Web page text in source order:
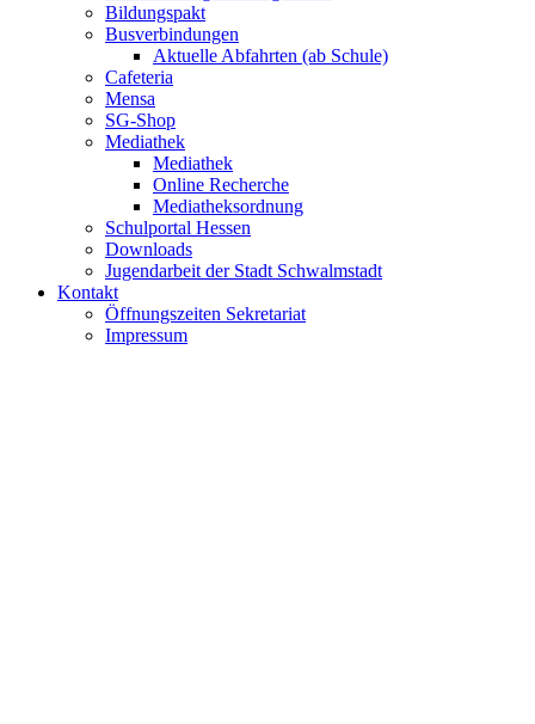
Bildungspakt
Busverbindungen
Aktuelle Abfahrten (ab Schule)
Cafeteria
Mensa
SG-Shop
Mediathek
Mediathek
Online Recherche
Mediatheksordnung
Schulportal Hessen
Downloads
Jugendarbeit der Stadt Schwalmstadt
Kontakt
Öffnungszeiten Sekretariat
Impressum